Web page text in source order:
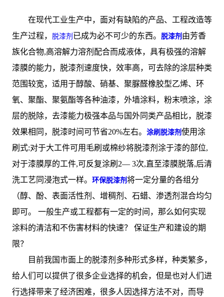
在现代工业生产中，面对有缺陷的产品、工程改造等
生产过程，
脱漆剂 已成为必不可少的东西。 脱漆剂 由芳香
族化合物,高溶解力溶剂配合而成液体，具有极强的溶解
漆膜的能力，脱漆剂速度快，效率高，可去除的涂层种类
范围较宽，适用于醇酸、硝基、聚脲醛橡胶型乙烯、环
氧、聚酯、聚氨酯等各种油漆，外墙涂料，粉末喷涂，涂
层的脱除，去漆能力极强本品与国外同类产品相比，脱漆
效果相同，脱漆时间可节省20%左右。 涂刷脱漆剂 使用涂
刷式:对于大工件可用毛刷或棉纱将脱漆剂涂于漆的部位,
对于漆膜厚的工件,可反复涂刷2— 3次,直至漆膜脱落,后清
洗工艺同浸泡式一样。 环保脱漆剂 将一定分量的各组分
（醇、酚、表面活性剂、增稠剂、石蜡、渗透剂混合均匀
即可。 一般生产或工程都有一定的时间，那么如何实现
涂料的清洁和不伤害材料的快速？ 保证生产和建设的期
限？
目前我国市面上的脱漆剂多种形式多样，种类繁多，
给人们可以提供了很多企业选择的机会，但是也对人们进
行选择带来了经济困难，很多人因选择方法不对，而导